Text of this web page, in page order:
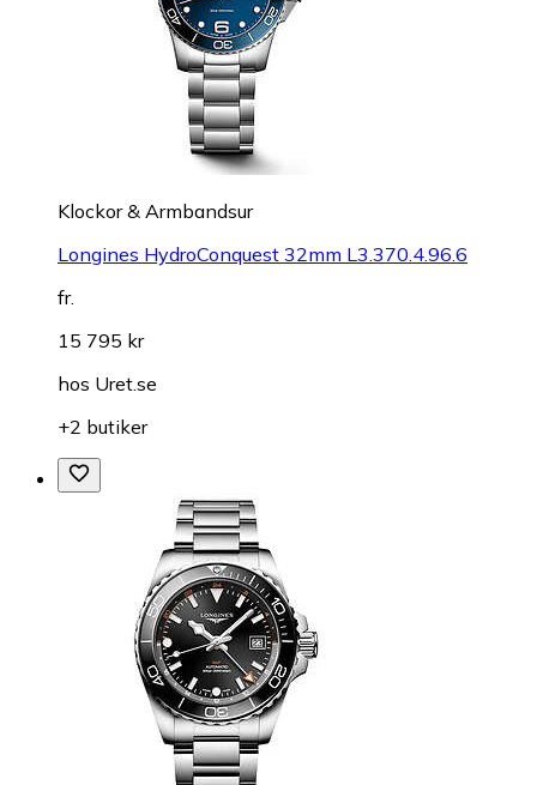
Klockor & Armbandsur
Longines HydroConquest 32mm L3.370.4.96.6
fr.
15 795 kr
hos Uret.se
+2 butiker